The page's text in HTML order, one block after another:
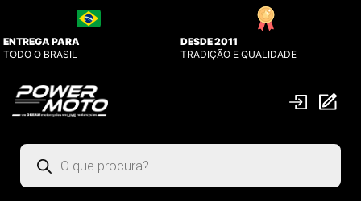
ENTREGA PARA
TODO O BRASIL
DESDE 2011
TRADIÇÃO E QUALIDADE
Pesquisar
produtos